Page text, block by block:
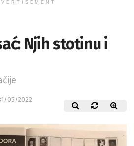
Njih stotinu i
05/2022